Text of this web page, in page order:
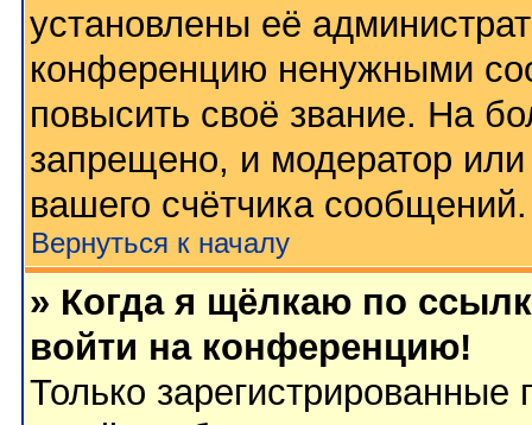
установлены её
конференцию ненужными
повысить своё звание. На
запрещено, и модератор или
вашего счётчика сообщений.
Вернуться к началу
» Когда я щёлкаю по
войти на конференцию!
Только зарегистрированные